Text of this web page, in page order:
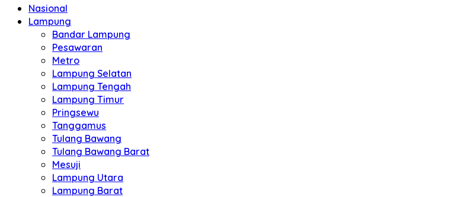
Nasional
Lampung
Bandar Lampung
Pesawaran
Metro
Lampung Selatan
Lampung Tengah
Lampung Timur
Pringsewu
Tanggamus
Tulang Bawang
Tulang Bawang Barat
Mesuji
Lampung Utara
Lampung Barat